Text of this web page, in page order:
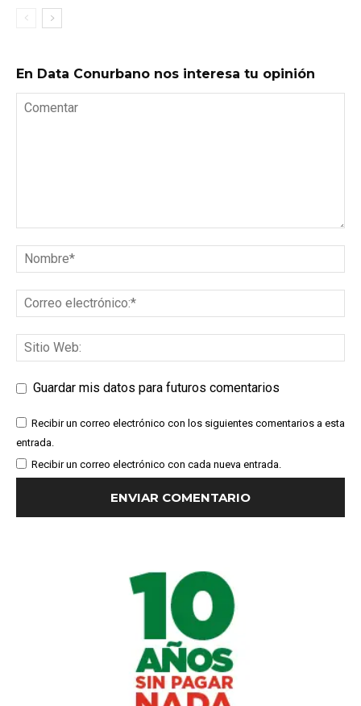
En Data Conurbano nos interesa tu opinión
Guardar mis datos para futuros comentarios
Recibir un correo electrónico con los siguientes comentarios a esta
entrada.
Recibir un correo electrónico con cada nueva entrada.